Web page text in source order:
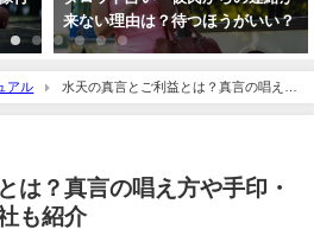
来ない理由は？待つほうがいい？
アル
水天の真言とご利益とは？真言の唱え方
介
は？真言の唱え方や手印・
も紹介